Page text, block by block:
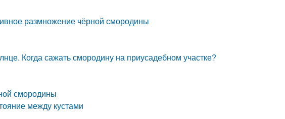
размножение чёрной смородины
Когда сажать смородину на приусадебном участке?
смородины
между кустами